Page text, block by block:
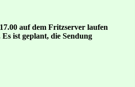
auf dem Fritzserver laufen
ist geplant, die Sendung